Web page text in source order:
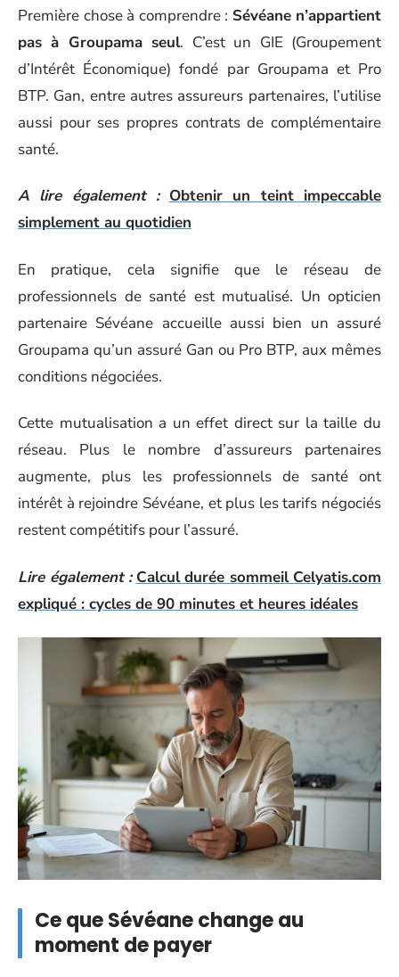
Première chose à comprendre : Sévéane n’appartient
pas à Groupama seul. C’est un GIE (Groupement
d’Intérêt Économique) fondé par Groupama et Pro
BTP. Gan, entre autres assureurs partenaires, l’utilise
aussi pour ses propres contrats de complémentaire
santé.
A lire également : Obtenir un teint impeccable
simplement au quotidien
En pratique, cela signifie que le réseau de
professionnels de santé est mutualisé. Un opticien
partenaire Sévéane accueille aussi bien un assuré
Groupama qu’un assuré Gan ou Pro BTP, aux mêmes
conditions négociées.
Cette mutualisation a un effet direct sur la taille du
réseau. Plus le nombre d’assureurs partenaires
augmente, plus les professionnels de santé ont
intérêt à rejoindre Sévéane, et plus les tarifs négociés
restent compétitifs pour l’assuré.
Lire également : Calcul durée sommeil Celyatis.com
expliqué : cycles de 90 minutes et heures idéales
Ce que Sévéane change au
moment de payer